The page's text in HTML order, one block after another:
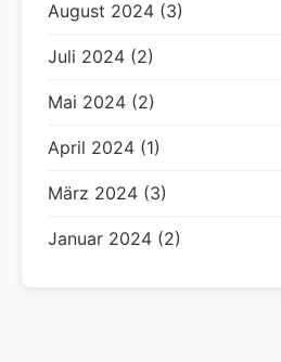
August 2024 (3)
Juli 2024 (2)
Mai 2024 (2)
April 2024 (1)
März 2024 (3)
Januar 2024 (2)